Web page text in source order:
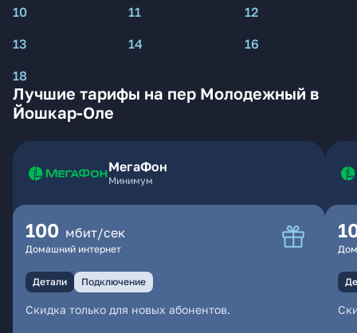
10
11
12
13
14
16
18
Лучшие тарифы на пер Молодежный в
Йошкар-Оле
МегаФон
Минимум
100 мбит/сек
Домашний интернет
Детали Подключение
Скидка только для новых абонентов.